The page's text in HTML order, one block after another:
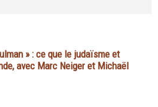
» : ce que le judaïsme et
avec Marc Neiger et Michaël